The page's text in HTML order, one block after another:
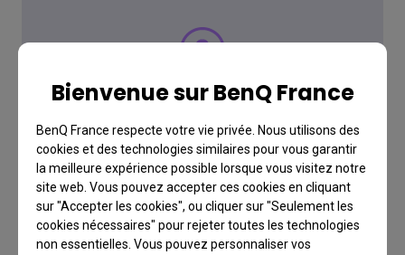
Bienvenue sur BenQ France
BenQ France respecte votre vie privée. Nous utilisons des
cookies et des technologies similaires pour vous garantir
la meilleure expérience possible lorsque vous visitez notre
site web. Vous pouvez accepter ces cookies en cliquant
sur "Accepter les cookies", ou cliquer sur "Seulement les
cookies nécessaires" pour rejeter toutes les technologies
non essentielles. Vous pouvez personnaliser vos
Centre d'assistance
Comment pouvons-nous
vous aider ?
Visiter le centre d'assistance